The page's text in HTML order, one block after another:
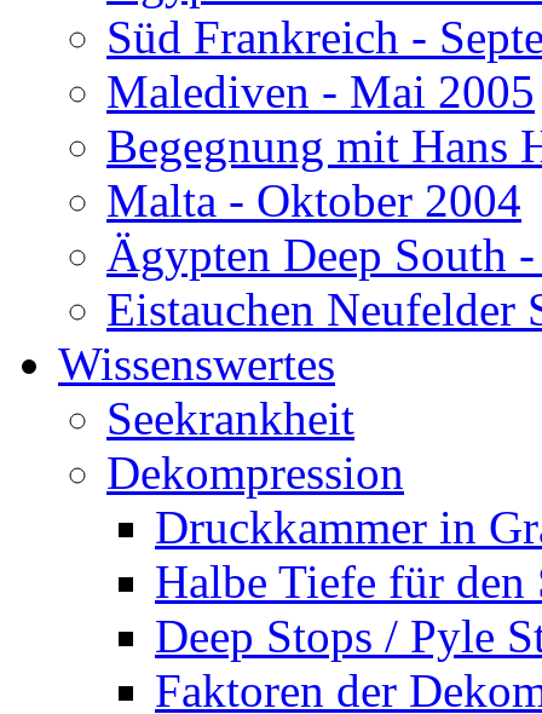
Süd Frankreich -
Malediven - Mai 2005
Begegnung mit Hans
Malta - Oktober 2004
Ägypten Deep South
Eistauchen Neufelder
Wissenswertes
Seekrankheit
Dekompression
Druckkammer in
Halbe Tiefe für den
Deep Stops / Pyle
Faktoren der